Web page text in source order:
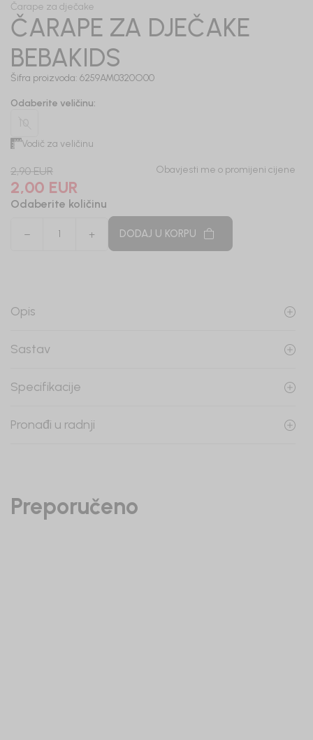
Čarape za dječake
ČARAPE ZA DJEČAKE
BEBAKIDS
Šifra proizvoda: 6259AM0320O00
Odaberite veličinu:
Vodič za veličinu
2,90 EUR
2,00 EUR
Obavjesti me o promijeni cijene
Odaberite količinu
DODAJ U KORPU
Opis
Sastav
Specifikacije
Pronađi u radnji
Preporučeno